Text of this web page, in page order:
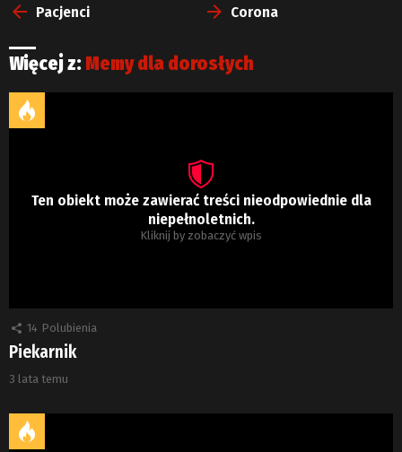
więcejPacjenci Corona
Więcej z: Memy dla dorosłych
Ten obiekt może zawierać treści nieodpowiednie dla
niepełnoletnich.
Kliknij by zobaczyć wpis
14 Polubienia
Piekarnik
3 lata temu